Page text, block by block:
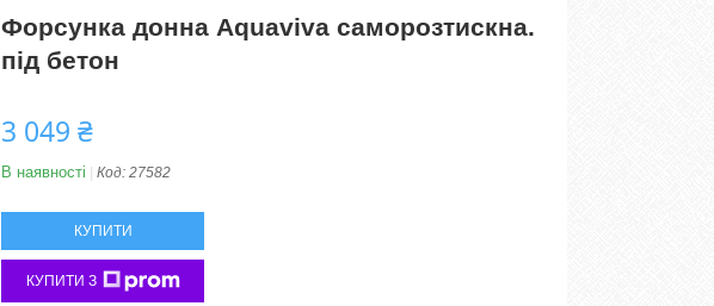
Форсунка донна Aquaviva саморозтискна.
під бетон
3 049 ₴
В наявності Код: 27582
КУПИТИ
КУПИТИ З